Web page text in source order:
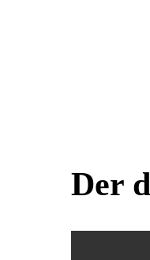
Der